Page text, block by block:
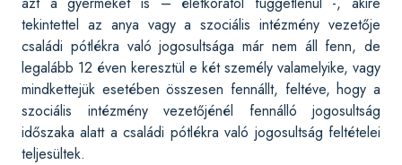
tekintettel az anya vagy a szociális intézmény vezetője
családi pótlékra való jogosultsága már nem áll fenn, de
legalább 12 éven keresztül e két személy valamelyike, vagy
mindkettejük esetében összesen fennállt, feltéve, hogy a
szociális intézmény vezetőjénél fennálló jogosultság
időszaka alatt a családi pótlékra való jogosultság feltételei
teljesültek.